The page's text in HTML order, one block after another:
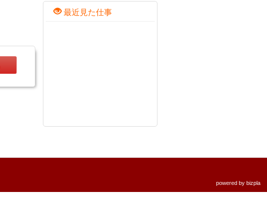
最近見た仕事
powered by bizpla